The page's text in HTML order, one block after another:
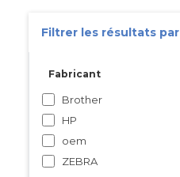
Filtrer les résultats par
Fabricant
Brother
HP
oem
ZEBRA